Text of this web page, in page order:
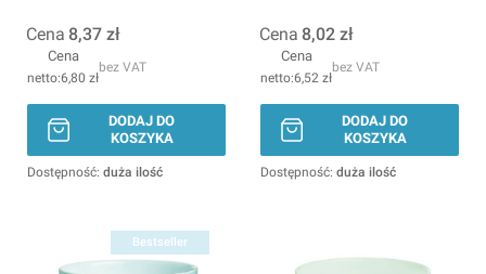
Cena 8,37 zł
Cena
6,80 zł
bez VAT
DODAJ DO
KOSZYKA
Dostępność: duża ilość
Cena 8,02 zł
Cena
6,52 zł
bez VAT
DODAJ DO
KOSZYKA
Dostępność: duża ilość
Bestseller